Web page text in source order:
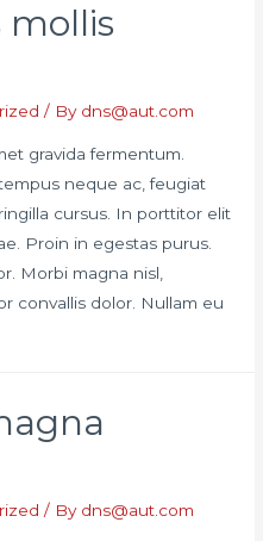
mollis
/ By dns@aut.com
gravida fermentum.
neque ac, feugiat
cursus. In porttitor elit
Proin in egestas purus.
Morbi magna nisl,
convallis dolor. Nullam eu
/ By dns@aut.com